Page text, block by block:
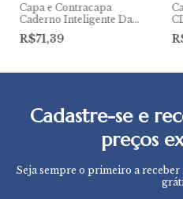
Capa e Contracapa
Caderno Inteligente Dark
Blue
R$71,39
Cadastre-se e
preços
Seja sempre o primeiro a receber